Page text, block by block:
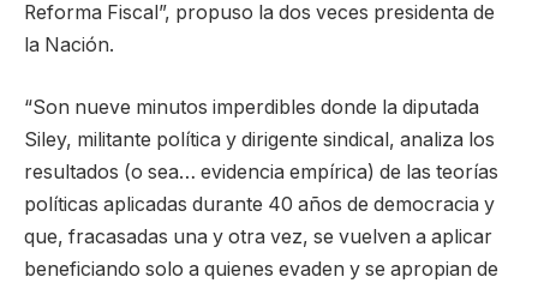
Reforma Fiscal”, propuso la dos veces presidenta de
la Nación.
“Son nueve minutos imperdibles donde la diputada
Siley, militante política y dirigente sindical, analiza los
resultados (o sea… evidencia empírica) de las teorías
políticas aplicadas durante 40 años de democracia y
que, fracasadas una y otra vez, se vuelven a aplicar
beneficiando solo a quienes evaden y se apropian de